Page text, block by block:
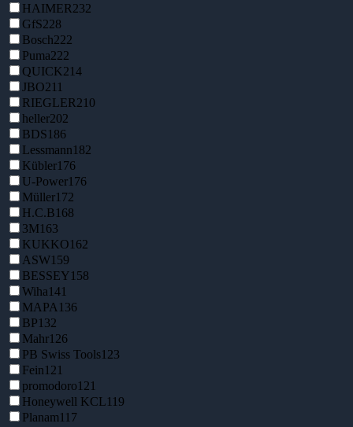
HAIMER232
GfS228
Bosch222
Puma222
QUICK214
JBO211
RIEGLER210
heller202
BDS186
Lessmann182
Kübler176
U-Power176
Müller172
H.C.B168
3M163
KUKKO162
ASW159
BESSEY158
Wiha141
MAPA 136
BP132
Mahr126
PB Swiss Tools123
Fein121
promodoro121
Honeywell KCL119
Planam117